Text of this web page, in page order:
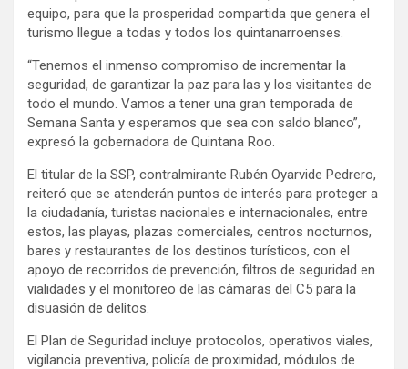
equipo, para que la prosperidad compartida que genera el
turismo llegue a todas y todos los quintanarroenses.
“Tenemos el inmenso compromiso de incrementar la
seguridad, de garantizar la paz para las y los visitantes de
todo el mundo. Vamos a tener una gran temporada de
Semana Santa y esperamos que sea con saldo blanco”,
expresó la gobernadora de Quintana Roo.
El titular de la SSP, contralmirante Rubén Oyarvide Pedrero,
reiteró que se atenderán puntos de interés para proteger a
la ciudadanía, turistas nacionales e internacionales, entre
estos, las playas, plazas comerciales, centros nocturnos,
bares y restaurantes de los destinos turísticos, con el
apoyo de recorridos de prevención, filtros de seguridad en
vialidades y el monitoreo de las cámaras del C5 para la
disuasión de delitos.
El Plan de Seguridad incluye protocolos, operativos viales,
vigilancia preventiva, policía de proximidad, módulos de